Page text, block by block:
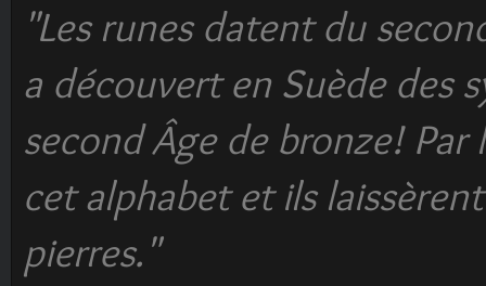
"Les runes datent du
a découvert en Suède des
second Âge de bronze!
cet alphabet et ils
pierres."